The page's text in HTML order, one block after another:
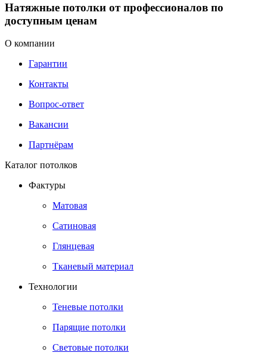
Натяжные потолки от профессионалов по
доступным ценам
О компании
Гарантии
Контакты
Вопрос-ответ
Вакансии
Партнёрам
Каталог потолков
Фактуры
Матовая
Сатиновая
Глянцевая
Тканевый материал
Технологии
Теневые потолки
Парящие потолки
Световые потолки